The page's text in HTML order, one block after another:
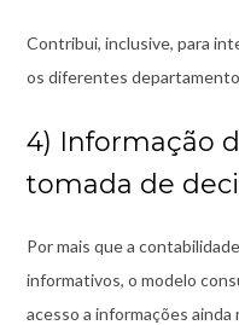
Contribui, inclusive, para
os diferentes
4) Informação
tomada de
Por mais que a
informativos, o modelo
acesso a informações ainda